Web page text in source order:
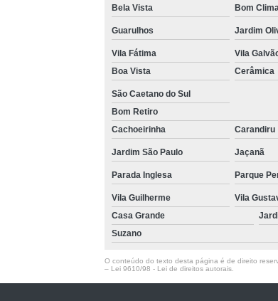
Bela Vista
Bom
Guarulhos Jardim
Vila Fátima
Vila
Boa Vista
Cerâmica
São Caetano do Sul
Bom Retiro
Cachoeirinha
Carandiru
Jardim São Paulo Jaçanã
Parada Inglesa Parque
Vila Guilherme Vila
Casa Grande
Suzano
O conteúdo do texto desta página é de direito
– Lei 9610/98 - Lei de direitos autorais.